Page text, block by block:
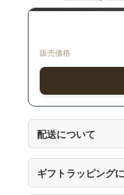
販売価格
配送について
ギフトラッピング